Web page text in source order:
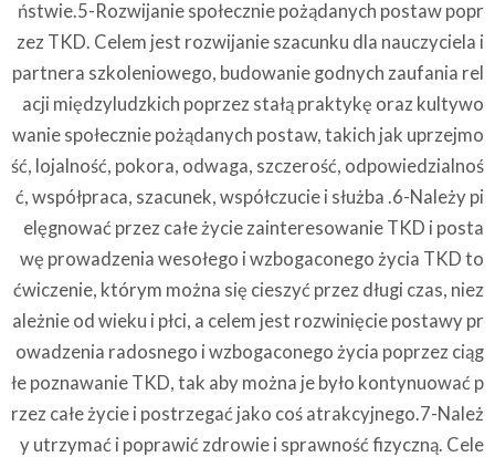
ństwie.5-Rozwijanie społecznie pożądanych postaw popr
zez TKD. Celem jest rozwijanie szacunku dla nauczyciela i
partnera szkoleniowego, budowanie godnych zaufania rel
acji międzyludzkich poprzez stałą praktykę oraz kultywo
wanie społecznie pożądanych postaw, takich jak uprzejmo
ść, lojalność, pokora, odwaga, szczerość, odpowiedzialnoś
ć, współpraca, szacunek, współczucie i służba .6-Należy pi
elęgnować przez całe życie zainteresowanie TKD i posta
wę prowadzenia wesołego i wzbogaconego życia TKD to
ćwiczenie, którym można się cieszyć przez długi czas, niez
ależnie od wieku i płci, a celem jest rozwinięcie postawy pr
owadzenia radosnego i wzbogaconego życia poprzez ciąg
łe poznawanie TKD, tak aby można je było kontynuować p
rzez całe życie i postrzegać jako coś atrakcyjnego.7-Należ
y utrzymać i poprawić zdrowie i sprawność fizyczną. Cele